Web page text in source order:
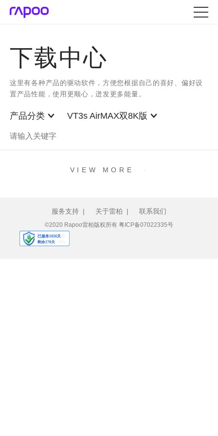
下载中心
这里有各种产品的驱动软件，方便您根据自己的喜好、偏好设
置产品性能，使用更顺心，迸发更多能量。
产品分类 VT3s AirMAX双8K版
VIEW MORE .
服务支持 | 关于雷柏 | 联系我们
©2020 Rapoo雷柏版权所有 粤ICP备07022335号